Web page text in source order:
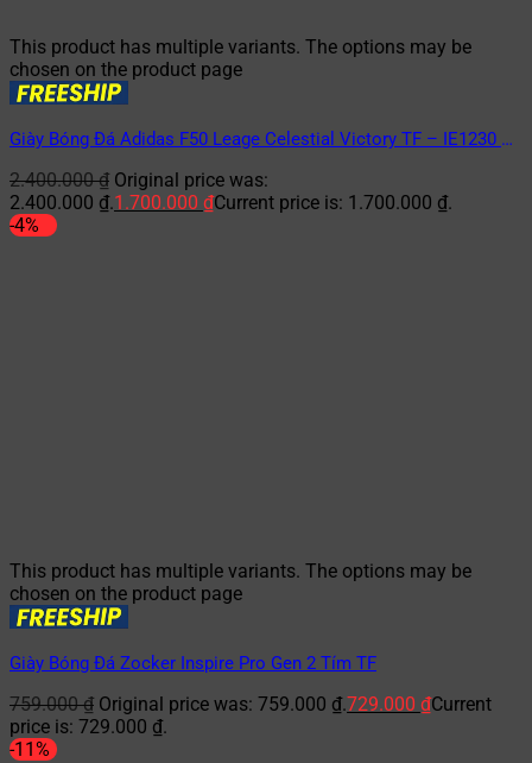
This product has multiple variants. The options may be
chosen on the product page
Giày Bóng Đá Adidas F50 Leage Celestial Victory TF – IE1230 –
2.400.000₫ Original price was:
2.400.000 ₫.1.700.000 ₫Current price is: 1.700.000 ₫.
-4%
This product has multiple variants. The options may be
chosen on the product page
Giày Bóng Đá Zocker Inspire Pro Gen 2 Tím TF
759.000₫ Original price was: 759.000 ₫.729.000 ₫Current
price is: 729.000 ₫.
-11%